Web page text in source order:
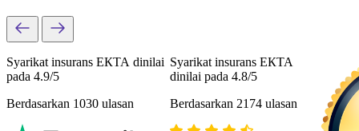
Syarikat insurans ЕКТА dinilai
pada 4.9/5
Berdasarkan 1030 ulasan
Syarikat insurans ЕКТА
dinilai pada 4.8/5
Berdasarkan 2174 ulasan